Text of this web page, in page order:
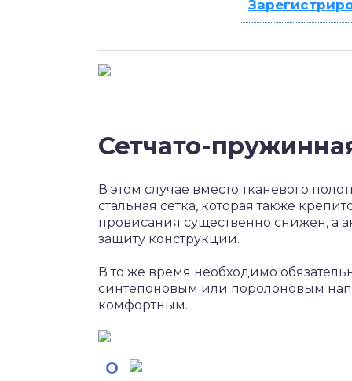
Сетчато-
В этом случае вместо тканевого
стальная сетка, которая также
провисания существенно снижен, а
защиту конструкции.
В то же время необходимо
синтепоновым или поролоновым
комфортным.